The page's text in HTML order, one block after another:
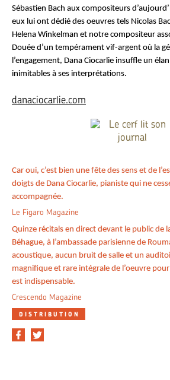
Sébastien Bach aux compositeurs
eux lui ont dédié des oeuvres tels Nicolas
Helena Winkelman et notre compositeur
Douée d’un tempérament vif-argent où la
l’engagement, Dana Ciocarlie insuffle un
inimitables à ses interprétations.
danaciocarlie.com
Car oui, c’est bien une fête des sens et de
doigts de Dana Ciocarlie, pianiste qui ne
accompagnée.
Le Figaro Magazine
Quinze récitals en direct devant le public de
Béhague, à l’ambassade parisienne de
acoustique, aucun bruit de salle et un
magnifique et rare intégrale de l’oeuvre
est indispensable.
Crescendo Magazine
DISTRIBUTION